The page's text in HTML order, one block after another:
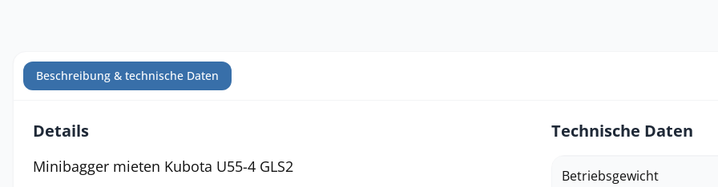
Beschreibung & technische Daten
Details
Minibagger mieten Kubota U55-4 GLS2
Technische Daten
Betriebsgewicht